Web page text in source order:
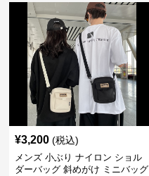
¥3,200 (税込)
メンズ 小ぶり ナイロン ショル
ダーバッグ 斜めがけ ミニバッグ